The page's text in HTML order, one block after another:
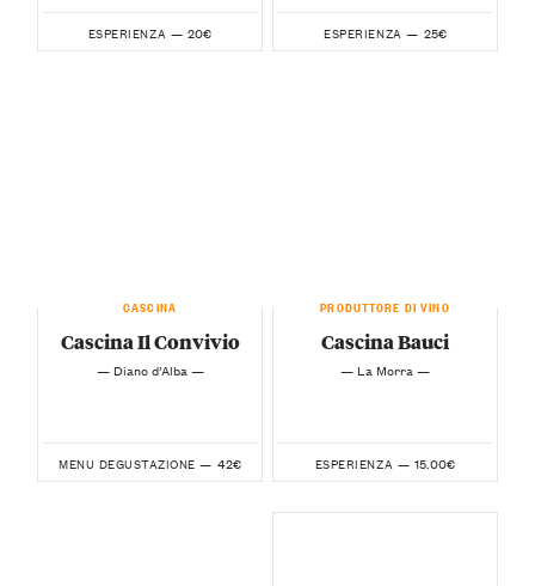
ESPERIENZA — 20€ ESPERIENZA — 25€
CASCINA
Cascina Il Convivio
— Diano d’Alba —
MENU DEGUSTAZIONE — 42€
PRODUTTORE DI VINO
Cascina Bauci
— La Morra —
ESPERIENZA — 15.00€